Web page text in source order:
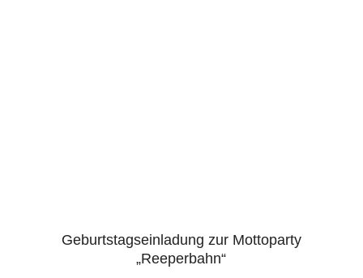
5.00
Geburtstagseinladung zur Mottoparty
„Reeperbahn“